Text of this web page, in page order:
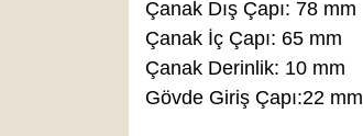
Çanak Dış Çapı: 78 mm
Çanak İç Çapı: 65 mm
Çanak Derinlik: 10 mm
Gövde Giriş Çapı:22 mm